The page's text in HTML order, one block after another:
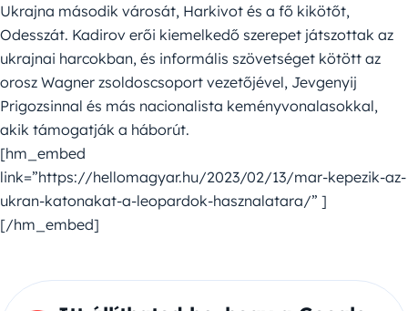
Ukrajna második városát, Harkivot és a fő kikötőt,
Odesszát. Kadirov erői kiemelkedő szerepet játszottak az
ukrajnai harcokban, és informális szövetséget kötött az
orosz Wagner zsoldoscsoport vezetőjével, Jevgenyij
Prigozsinnal és más nacionalista keményvonalasokkal,
akik támogatják a háborút.
[hm_embed
link=”https://hellomagyar.hu/2023/02/13/mar-kepezik-az-
ukran-katonakat-a-leopardok-hasznalatara/” ]
[/hm_embed]